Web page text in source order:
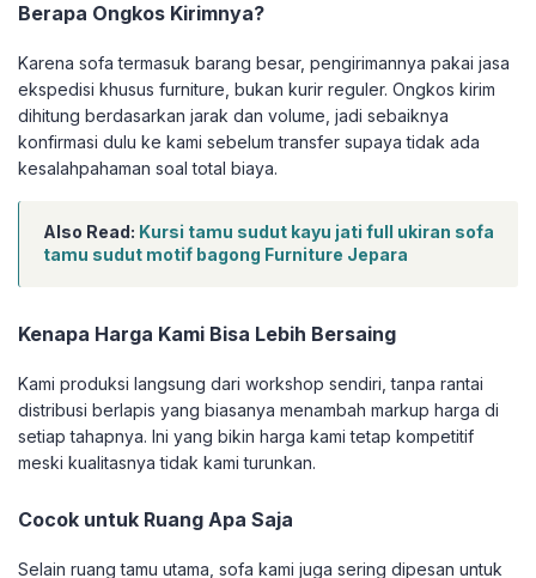
Berapa Ongkos Kirimnya?
Karena sofa termasuk barang besar, pengirimannya pakai jasa
ekspedisi khusus furniture, bukan kurir reguler. Ongkos kirim
dihitung berdasarkan jarak dan volume, jadi sebaiknya
konfirmasi dulu ke kami sebelum transfer supaya tidak ada
kesalahpahaman soal total biaya.
Also Read: Kursi tamu sudut kayu jati full ukiran sofa
tamu sudut motif bagong Furniture Jepara
Kenapa Harga Kami Bisa Lebih Bersaing
Kami produksi langsung dari workshop sendiri, tanpa rantai
distribusi berlapis yang biasanya menambah markup harga di
setiap tahapnya. Ini yang bikin harga kami tetap kompetitif
meski kualitasnya tidak kami turunkan.
Cocok untuk Ruang Apa Saja
Selain ruang tamu utama, sofa kami juga sering dipesan untuk